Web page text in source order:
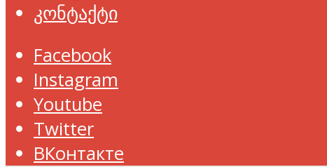
კონტაქტი
Facebook
Instagram
Youtube
Twitter
ВКонтакте